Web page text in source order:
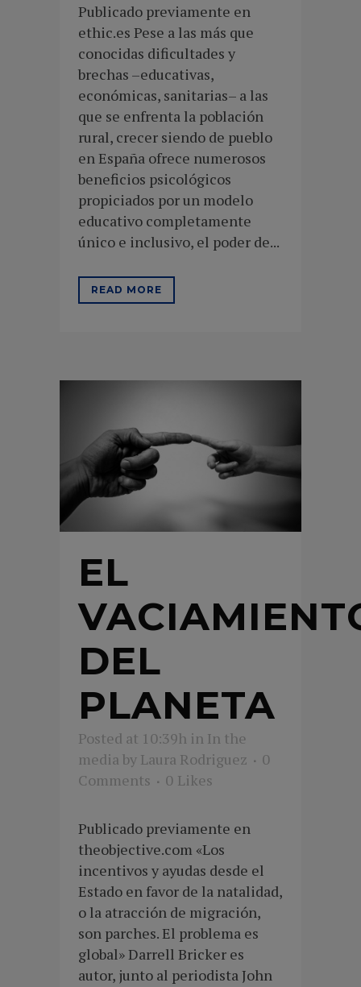
Publicado previamente en
ethic.es Pese a las más que
conocidas dificultades y
brechas –educativas,
económicas, sanitarias– a las
que se enfrenta la población
rural, crecer siendo de pueblo
en España ofrece numerosos
beneficios psicológicos
propiciados por un modelo
educativo completamente
único e inclusivo, el poder de...
READ MORE
EL
DEL
PLANETA
Posted at 10:39h in In the
media by Laura Rodriguez
0
Comments
0 Likes
Publicado previamente en
theobjective.com «Los
incentivos y ayudas desde el
Estado en favor de la natalidad,
o la atracción de migración,
son parches. El problema es
global» Darrell Bricker es
autor, junto al periodista John